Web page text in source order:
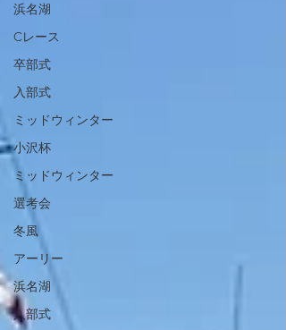
浜名湖
Cレース
卒部式
入部式
ミッドウィンター
小沢杯
ミッドウィンター
選考会
冬風
アーリー
浜名湖
入部式